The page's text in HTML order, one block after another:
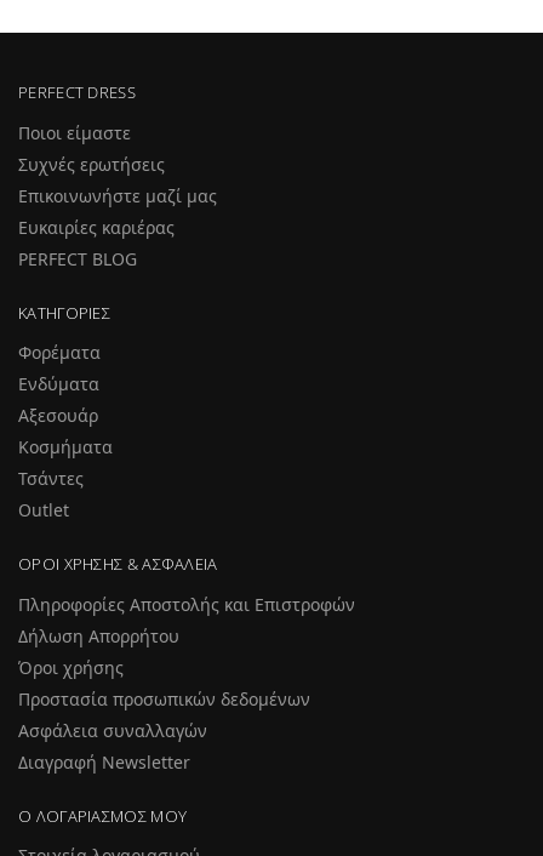
PERFECT DRESS
Ποιοι είμαστε
Συχνές ερωτήσεις
Επικοινωνήστε μαζί μας
Ευκαιρίες καριέρας
PERFECT BLOG
ΚΑΤΗΓΟΡΊΕΣ
Φορέματα
Ενδύματα
Αξεσουάρ
Κοσμήματα
Τσάντες
Outlet
ΌΡΟΙ ΧΡΉΣΗΣ & ΑΣΦΆΛΕΙΑ
Πληροφορίες Αποστολής και Επιστροφών
Δήλωση Απορρήτου
Όροι χρήσης
Προστασία προσωπικών δεδομένων
Ασφάλεια συναλλαγών
Διαγραφή Newsletter
Ο ΛΟΓΑΡΙΑΣΜΌΣ ΜΟΥ